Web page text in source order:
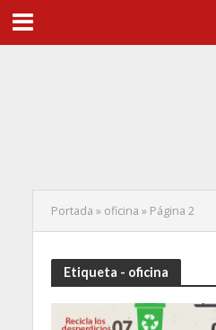
Portada » oficina » Página 2
Etiqueta - oficina